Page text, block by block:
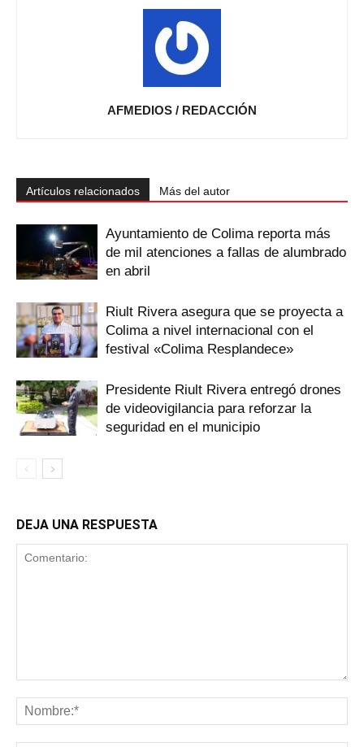
AFMEDIOS / REDACCIÓN
Artículos relacionados Más del autor
Ayuntamiento de Colima reporta más
de mil atenciones a fallas de alumbrado
en abril
Riult Rivera asegura que se proyecta a
Colima a nivel internacional con el
festival «Colima Resplandece»
Presidente Riult Rivera entregó drones
de videovigilancia para reforzar la
seguridad en el municipio
DEJA UNA RESPUESTA